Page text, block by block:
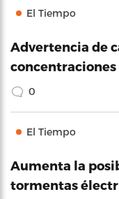
El Tiempo
Advertencia de
concentraciones
0
El Tiempo
Aumenta la
tormentas